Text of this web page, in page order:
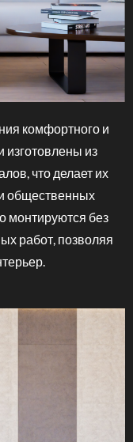
комфортного и
изготовлены из
что делает их
общественных
монтируются без
работ, позволяя